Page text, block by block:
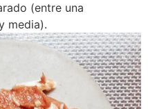
(entre una
media).